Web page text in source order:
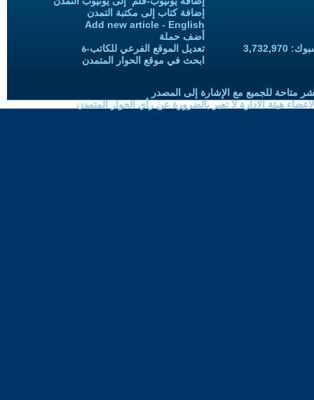
إضافة كتاب إلى مكتبة التمدن
Add new article - English
أضف حملة
تعديل الموقع الفرعي للكاتب-ة
ابحث في موقع الحوار المتمدن
متاحة للجميع مع الإشارة إلى المصدر
هيئة الادارة لا تعبر بالضرورة عن رأي الحوار المتمدن